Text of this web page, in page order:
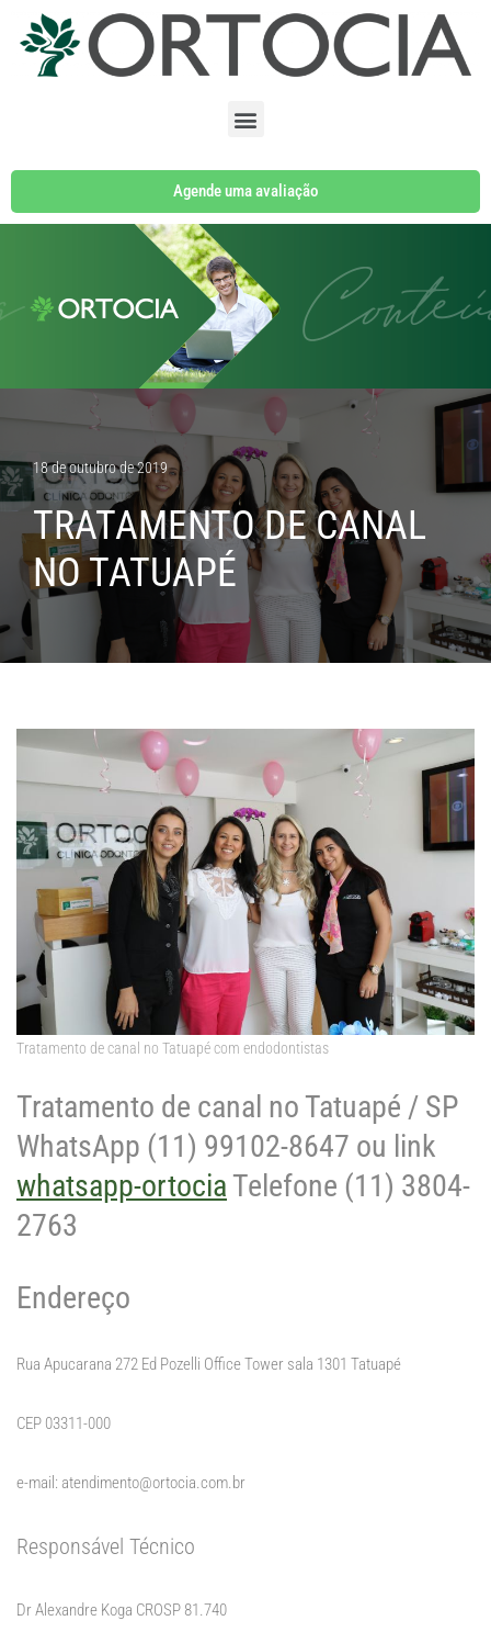
Pular
Agende uma avaliação
18 de outubro de 2019
TRATAMENTO DE CANAL
NO TATUAPÉ
Tratamento de canal no Tatuapé com endodontistas
Tratamento de canal no Tatuapé / SP
WhatsApp (11) 99102-8647 ou link
whatsapp-ortocia Telefone (11) 3804-
2763
Endereço
Rua Apucarana 272 Ed Pozelli Office Tower sala 1301 Tatuapé
CEP 03311-000
e-mail: atendimento@ortocia.com.br
Responsável Técnico
Dr Alexandre Koga CROSP 81.740